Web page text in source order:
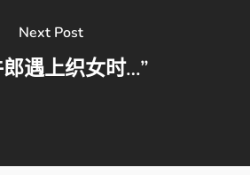
Next Post
遇上织女时…”